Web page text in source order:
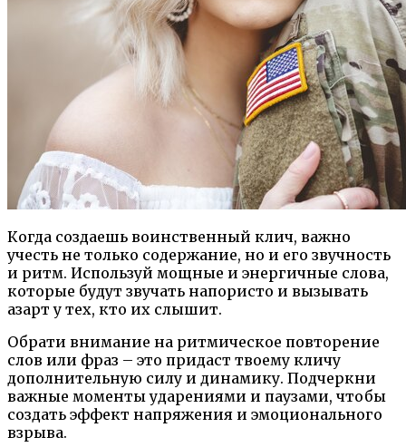
Когда создаешь воинственный клич, важно
учесть не только содержание, но и его звучность
и ритм. Используй мощные и энергичные слова,
которые будут звучать напористо и вызывать
азарт у тех, кто их слышит.
Обрати внимание на ритмическое повторение
слов или фраз – это придаст твоему кличу
дополнительную силу и динамику. Подчеркни
важные моменты ударениями и паузами, чтобы
создать эффект напряжения и эмоционального
взрыва.